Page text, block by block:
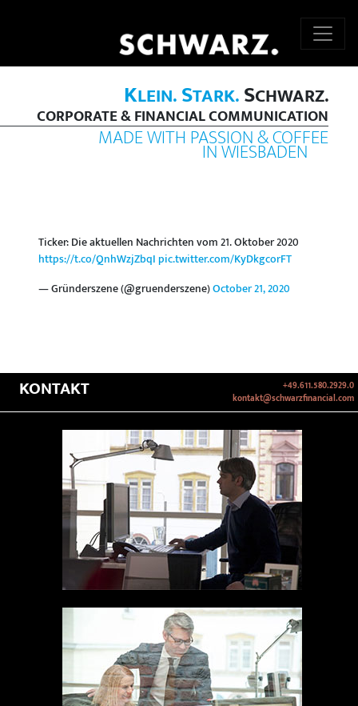
KLEIN.STARK.SCHWARZ.
CORPORATE & FINANCIAL COMMUNICATION
MADE WITH PASSION & COFFEE
IN WIESBADEN
Ticker: Die aktuellen Nachrichten vom 21. Oktober 2020
https://t.co/QnhWzjZbqIpic.twitter.com/KyDkgcorFT
— Gründerszene (@gruenderszene)October 21, 2020
KONTAKT
+49.611.580.2929.0
kontakt@schwarzfinancial.com